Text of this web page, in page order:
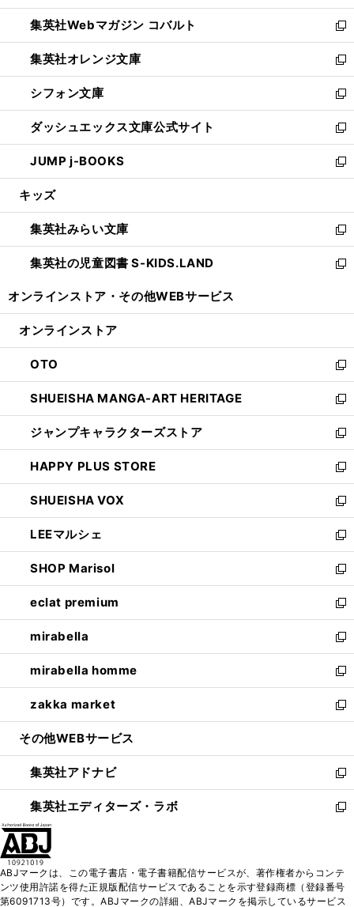
開
く
ウ
で
開
く
ン
ド
ウ
で
開
く
ウ
ィ
ン
ド
ウ
で
開
く
集英社Webマガジン コバルト
新
し
い
ウ
ィ
ン
ド
ウ
で
開
集英社オレンジ文庫
新
し
い
ウ
ィ
ン
ド
ウ
開
く
シフォン文庫
新
し
い
ウ
ィ
ン
ウ
で
開
く
ダッシュエックス文庫公式サイト
新
し
い
ウ
ン
ド
ウ
で
JUMP j-BOOKS
新
し
ウ
ィ
ン
ド
開
キッズ
集英社みらい文庫
新
し
い
ン
ウ
で
開
く
集英社の児童図書 S-KIDS.LAND
新
ウ
ン
ド
ウ
で
開
く
オンラインストア・ その他WEBサービス
オンラインストア
OTO
新
し
い
ウ
ィ
ン
ド
ウ
で
開
く
SHUEISHA MANGA-ART HERITAGE
新
し
い
ウ
ィ
ン
ド
ウ
で
開
く
ジャンプキャラクターズストア
新
し
い
ウ
ィ
ン
ド
ウ
で
開
く
HAPPY PLUS STORE
新
し
い
ウ
ィ
ン
ド
ウ
で
開
く
SHUEISHA VOX
新
し
い
ウ
ィ
ン
ド
ウ
で
開
く
LEEマルシェ
新
し
い
ウ
ィ
ン
ド
ウ
で
開
く
SHOP Marisol
新
し
い
ウ
ィ
ン
ド
ウ
で
開
eclat premium
新
し
い
ウ
ィ
ン
ド
ウ
開
く
mirabella
新
し
い
ウ
ィ
ン
ウ
で
開
く
mirabella homme
新
し
い
ウ
ン
ド
ウ
で
zakka market
新
し
ウ
ィ
ン
ド
く
その他WEBサービス
集英社アドナビ
新
し
い
ド
ウ
集英社エディターズ・ラボ
新
ィ
ン
ABJマークは、この電子書店・電子書籍配信サービスが、著作権者からコンテ
ンツ使用許諾を得た正規版配信サービスであることを示す登録商標（登録番号
第6091713号）です。ABJマークの詳細、ABJマークを掲示しているサービス